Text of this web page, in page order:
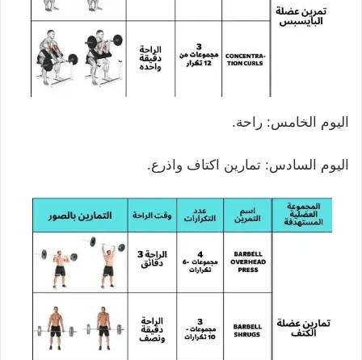
اليوم الخامس: راحة.
اليوم السادس: تمارين اكتاف واذرع.